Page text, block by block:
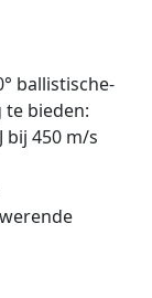
ballistische-
bieden:
bij 450 m/s